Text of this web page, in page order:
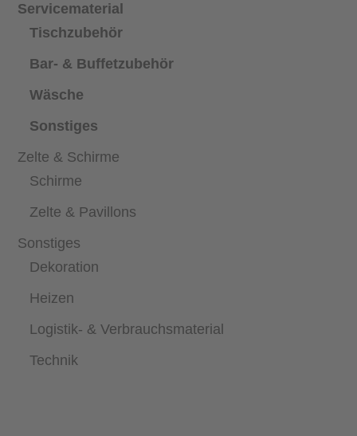
Servicematerial
Tischzubehör
Bar- & Buffetzubehör
Wäsche
Sonstiges
Zelte & Schirme
Schirme
Zelte & Pavillons
Sonstiges
Dekoration
Heizen
Logistik- & Verbrauchsmaterial
Technik